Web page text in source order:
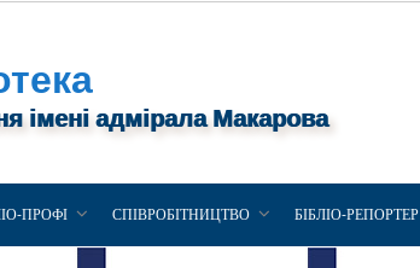
імені адмірала Макарова
ПРОФІ СПІВРОБІТНИЦТВО БІБЛІО-РЕПОРТЕР